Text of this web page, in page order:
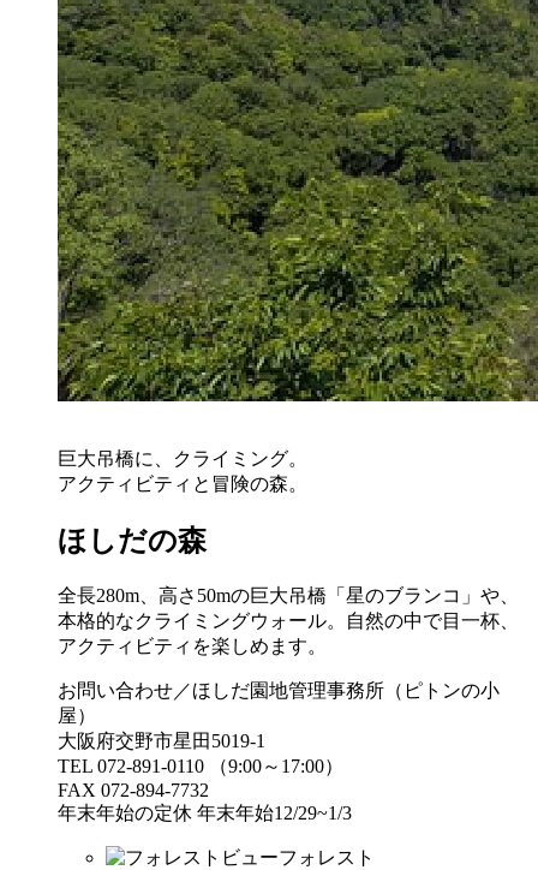
巨大吊橋に、クライミング。
アクティビティと冒険の森。
ほしだの森
全長280m、高さ50mの巨大吊橋「星のブランコ」や、
本格的なクライミングウォール。自然の中で目一杯、
アクティビティを楽しめます。
お問い合わせ／ほしだ園地管理事務所（ピトンの小
屋）
大阪府交野市星田5019-1
TEL 072-891-0110 （9:00～17:00）
FAX 072-894-7732
年末年始の定休 年末年始12/29~1/3
フォレスト